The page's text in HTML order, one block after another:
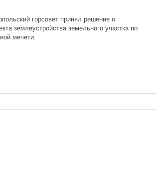
горсовет принял решение о
землеустройства земельного участка по
мечети.